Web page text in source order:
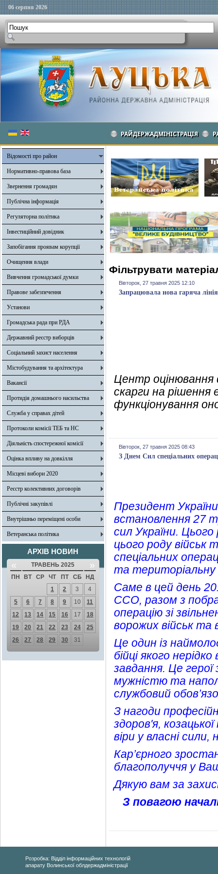
06 серпня 2026
РАЙДЕРЖАДМІНІСТРАЦІЯ
Відомості про район
Нормативно-правова база
Звернення громадян
Публічна інформація
Регуляторна політика
Інвестиційний довідник
Запобігання проявам корупції
Очищення влади
Вивчення громадської думки
Правове забезпечення
Установи
Громадська рада при РДА
Державний реєстр виборців
Соціальний захист населення
Містобудування та архітектура
Вакансії
Протидія домашнього насильства
Служба у справах дітей
Протоколи комісії ТЕБ та НС
Діяльність спостережної комісії
Оцінка впливу на довкілля
Місцеві вибори 2020
Реєстр колективних договорів
Публічні закупівлі
Внутрішньо переміщені особи
Ветеранська політика
АРХІВ НОВИН
« ТРАВЕНЬ 2025 »
ПН ВТ СР ЧТ ПТ СБ
НД
1
2 3
4
5
6 7 8 9 10
11
12
13 14 15 16 17
18
19
20 21 22 23 24
25
26
27 28 29 30 31
Фільтрувати
Вівторок, 27 травня 2025 12:10
Запрацювала нова гаряча
Центр оцінювання
скарги на рішення
функціонування
Вівторок, 27 травня 2025 08:43
З Днем Сил спеціальних
Президент
встановлення 27
сил України.
цього роду військ
спеціальних
та територіальну
Саме в цей день
ССО, разом з
операцію зі
ворожих військ
Це один із
бійці якого
завдання. Це
мужністю та
службовий
З нагоди
здоров'я,
віри у власні
Кар’єрного
благополуччя у
Дякую вам за
З повагою
Розробка: Відділ інформаційних технологій
апарату Волинської облдержадміністрації